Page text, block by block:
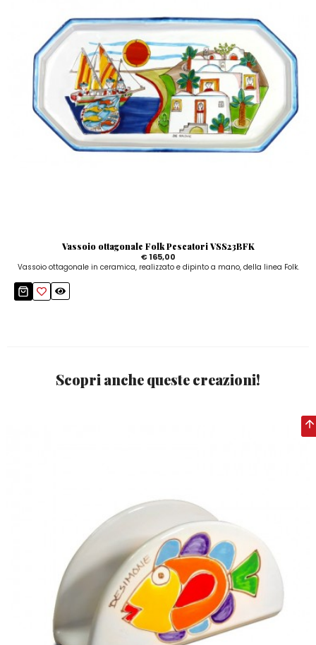
Vassoio ottagonale Folk Pescatori VSS23BFK
€ 165,00
Vassoio ottagonale in ceramica, realizzato e dipinto a mano, della linea Folk.
Scopri anche queste creazioni!